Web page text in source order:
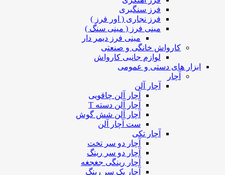
فرز سنگبری
فرز نجاری ( اور فرز )
مینی فرز ( مینی سنگ )
مینی فرز دیمر دار
کارواش خانگی و صنعتی
لوازم جانبی کارواش
ابزار های دستی و عمومی
آچار
آچار آلن
آچار آلن چاقویی
آچار آلن دسته T
آچار آلن شش گوش
ست آچار آلن
آچار تکی
آچار دو سر تخت
آچار دو سر رینگ
آچار رینگی جغجغه
آچار یک سر رینگ